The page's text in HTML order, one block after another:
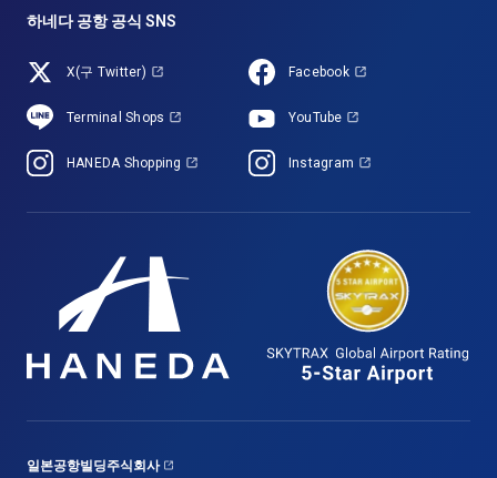
하네다 공항 공식 SNS
X(구 Twitter) Facebook
Terminal Shops YouTube
HANEDA Shopping Instagram
일본공항빌딩주식회사